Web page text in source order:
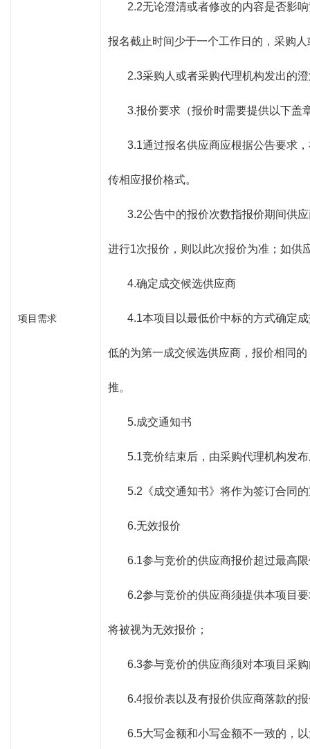
项目需求
2.2无论澄清或者修改的内容是否影
报名截止时间少于一个工作日的，采购
2.3采购人或者采购代理机构发出的
3.报价要求（报价时需要提供以下盖
3.1通过报名供应商应根据公告要求
传相应报价格式。
3.2公告中的报价次数指报价期间供
进行1次报价，则以此次报价为准；如供
4.确定成交候选供应商
4.1本项目以最低价中标的方式确定
低的为第一成交候选供应商，报价相同
推。
5.成交通知书
5.1竞价结束后，由采购代理机构发
5.2《成交通知书》将作为签订合同
6.无效报价
6.1参与竞价的供应商报价超过最高
6.2参与竞价的供应商须提供本项目
将被视为无效报价；
6.3参与竞价的供应商须对本项目采
6.4报价表以及有报价供应商落款的
6.5大写金额和小写金额不一致的，